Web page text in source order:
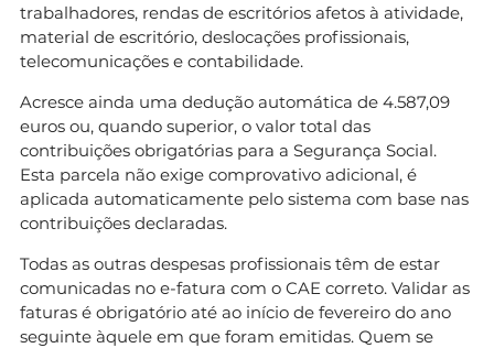
trabalhadores, rendas de escritórios afetos à atividade,
material de escritório, deslocações profissionais,
telecomunicações e contabilidade.
Acresce ainda uma dedução automática de 4.587,09
euros ou, quando superior, o valor total das
contribuições obrigatórias para a Segurança Social.
Esta parcela não exige comprovativo adicional, é
aplicada automaticamente pelo sistema com base nas
contribuições declaradas.
Todas as outras despesas profissionais têm de estar
comunicadas no e-fatura com o CAE correto. Validar as
faturas é obrigatório até ao início de fevereiro do ano
seguinte àquele em que foram emitidas. Quem se